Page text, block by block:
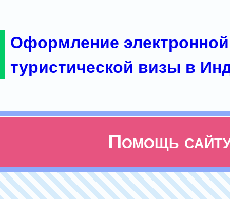
Оформление электронной
туристической визы в
Помощь